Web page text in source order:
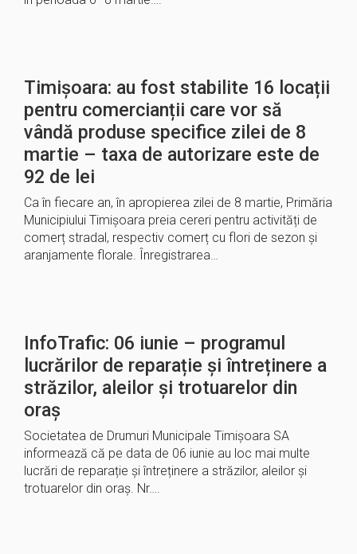
Timișoara: au fost stabilite 16 locații
pentru comercianții care vor să
vândă produse specifice zilei de 8
martie – taxa de autorizare este de
92 de lei
Ca în fiecare an, în apropierea zilei de 8 martie, Primăria
Municipiului Timișoara preia cereri pentru activități de
comerț stradal, respectiv comerț cu flori de sezon și
aranjamente florale. Înregistrarea…
InfoTrafic: 06 iunie – programul
lucrărilor de reparație și întreținere a
străzilor, aleilor și trotuarelor din
oraș
Societatea de Drumuri Municipale Timișoara SA
informează că pe data de 06 iunie au loc mai multe
lucrări de reparație și întreținere a străzilor, aleilor și
trotuarelor din oraș. Nr….